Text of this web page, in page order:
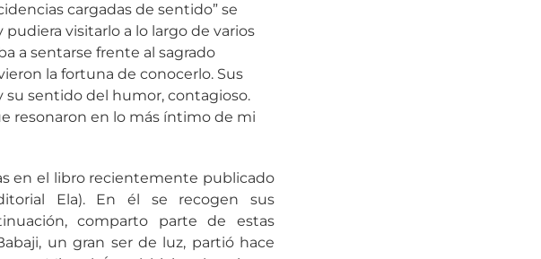
cargadas de sentido” se
pudiera visitarlo a lo largo de varios
a sentarse frente al sagrado
la fortuna de conocerlo. Sus
sentido del humor, contagioso.
resonaron en lo más íntimo de mi
en el libro recientemente publicado
Ela). En él se recogen sus
comparto parte de estas
un gran ser de luz, partió hace